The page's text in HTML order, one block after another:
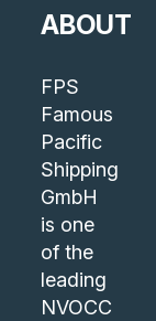
ABOUT
FPS
Famous
Pacific
Shipping
GmbH
is one
of the
leading
NVOCC